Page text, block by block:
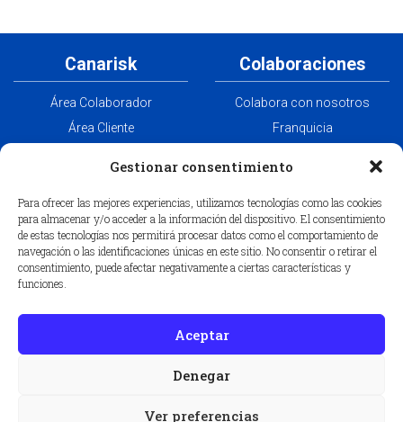
Gestionar consentimiento
Para ofrecer las mejores experiencias, utilizamos tecnologías como las cookies
para almacenar y/o acceder a la información del dispositivo. El consentimiento
de estas tecnologías nos permitirá procesar datos como el comportamiento de
navegación o las identificaciones únicas en este sitio. No consentir o retirar el
consentimiento, puede afectar negativamente a ciertas características y
funciones.
Aceptar
Denegar
Ver preferencias
Canarisk
Área Colaborador
Área Cliente
Política de cookies
Colaboraciones
Colabora con nosotros
Franquicia
Contactar
Correduría de seguros en Santa Cruz de Tenerife
Carta de nombramiento de Corredor de Seguros